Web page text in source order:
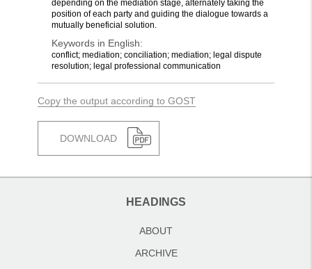
depending on the mediation stage, alternately taking the
position of each party and guiding the dialogue towards a
mutually beneficial solution.
Keywords in English:
conflict; mediation; conciliation; mediation; legal dispute
resolution; legal professional communication
Copy the output according to GOST
DOWNLOAD
HEADINGS
ABOUT
ARCHIVE